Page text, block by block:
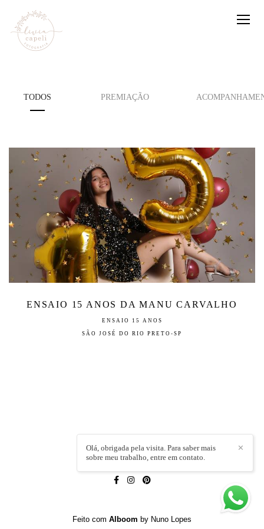
TODOS PREMIAÇÃO
ENSAIO 15 ANOS DA MANU CARVALHO
ENSAIO 15 ANOS
SÃO JOSÉ DO RIO PRETO-SP
LÍVIA CAPELI/CONTATO
✕
Olá, obrigada pela visita. Para saber mais
sobre meu trabalho, entre em contato.
Feito com Alboom by Nuno Lopes